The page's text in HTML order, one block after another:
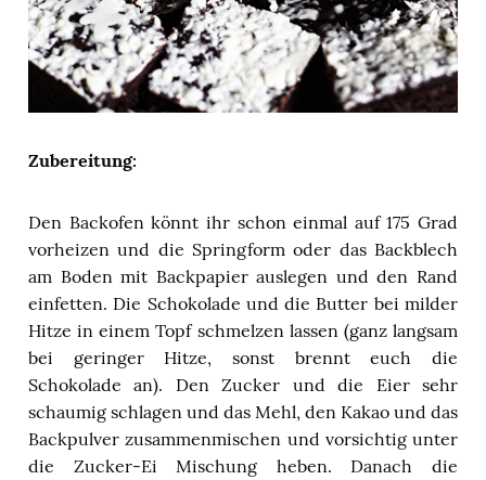
Zubereitung:
Den Backofen könnt ihr schon einmal auf 175 Grad
vorheizen und die Springform oder das Backblech
am Boden mit Backpapier auslegen und den Rand
einfetten. Die Schokolade und die Butter bei milder
Hitze in einem Topf schmelzen lassen (ganz langsam
bei geringer Hitze, sonst brennt euch die
Schokolade an). Den Zucker und die Eier sehr
schaumig schlagen und das Mehl, den Kakao und das
Backpulver zusammenmischen und vorsichtig unter
die Zucker-Ei Mischung heben. Danach die